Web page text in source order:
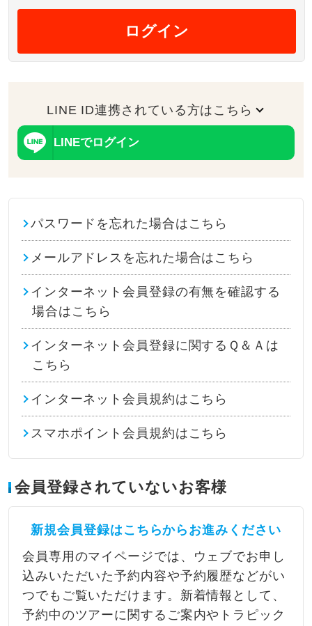
ログイン
LINE ID連携されている方はこちら
LINEでログイン
パスワードを忘れた場合はこちら
メールアドレスを忘れた場合はこちら
インターネット会員登録の有無を確認する
場合はこちら
インターネット会員登録に関するＱ＆Ａは
こちら
インターネット会員規約はこちら
スマホポイント会員規約はこちら
会員登録されていないお客様
新規会員登録はこちらからお進みください
会員専用のマイページでは、ウェブでお申し
込みいただいた予約内容や予約履歴などがい
つでもご覧いただけます。新着情報として、
予約中のツアーに関するご案内やトラピック